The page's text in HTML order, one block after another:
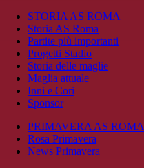
STORIA AS ROMA
Storia AS Roma
Partite più importanti
Progetti Stadio
Storia delle maglie
Maglia attuale
Inni e Cori
Sponsor
PRIMAVERA AS ROMA
Rosa Primavera
News Primavera